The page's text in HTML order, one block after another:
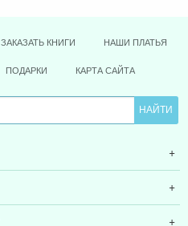
ЗАКАЗАТЬ КНИГИ НАШИ ПЛАТЬЯ
ПОДАРКИ КАРТА САЙТА